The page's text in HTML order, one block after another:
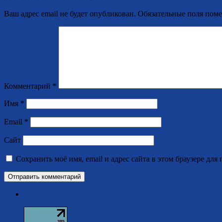
Ваш адрес email не будет опубликован. Обязательные поля
Комментарий *
Имя *
Email *
Сайт
Сохранить моё имя, email и адрес сайта в этом браузере